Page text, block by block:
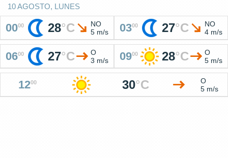
10 AGOSTO, LUNES
0000 28°C
NO
5 m/s
0300 27°C
NO
4 m/s
0600 27°C
O
3 m/s
0900 28°C
O
5 m/s
1200 30°C
O
5 m/s